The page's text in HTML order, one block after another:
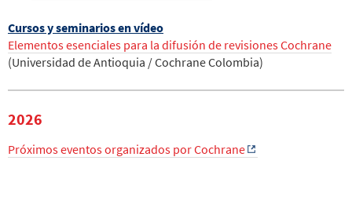
Cursos y seminarios en vídeo
Elementos esenciales para la difusión de revisiones Cochrane
(Universidad de Antioquia / Cochrane Colombia)
2026
Próximos eventos organizados por Cochrane